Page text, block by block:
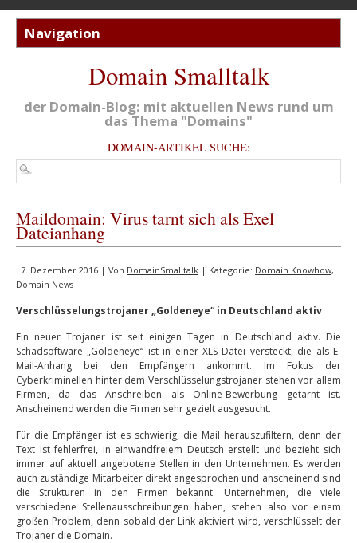
Domain Smalltalk
der Domain-Blog: mit aktuellen News rund um
das Thema "Domains"
DOMAIN-ARTIKEL SUCHE:
Maildomain: Virus tarnt sich als Exel
Dateianhang
7. Dezember 2016 | Von DomainSmalltalk | Kategorie: Domain Knowhow,
Domain News
Verschlüsselungstrojaner „Goldeneye“ in Deutschland aktiv
Ein neuer Trojaner ist seit einigen Tagen in Deutschland aktiv. Die
Schadsoftware „Goldeneye“ ist in einer XLS Datei versteckt, die als E-
Mail-Anhang bei den Empfängern ankommt. Im Fokus der
Cyberkriminellen hinter dem Verschlüsselungstrojaner stehen vor allem
Firmen, da das Anschreiben als Online-Bewerbung getarnt ist.
Anscheinend werden die Firmen sehr gezielt ausgesucht.
Für die Empfänger ist es schwierig, die Mail herauszufiltern, denn der
Text ist fehlerfrei, in einwandfreiem Deutsch erstellt und bezieht sich
immer auf aktuell angebotene Stellen in den Unternehmen. Es werden
auch zuständige Mitarbeiter direkt angesprochen und anscheinend sind
die Strukturen in den Firmen bekannt. Unternehmen, die viele
verschiedene Stellenausschreibungen haben, stehen also vor einem
großen Problem, denn sobald der Link aktiviert wird, verschlüsselt der
Trojaner die Domain.